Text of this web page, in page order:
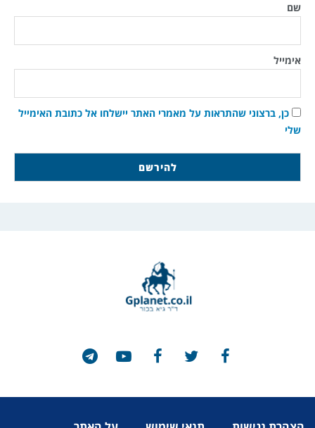
שם
אימייל
כן, ברצוני שהתראות על מאמרי האתר יישלחו אל כתובת האימייל
שלי